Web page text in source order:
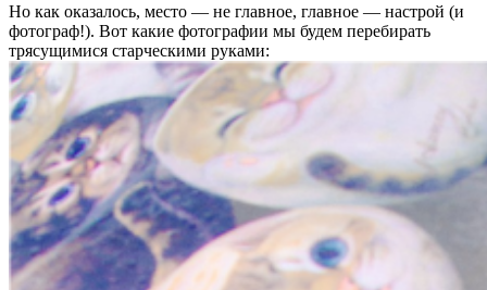
Но как оказалось, место — не главное, главное — настрой (и
фотограф!). Вот какие фотографии мы будем перебирать
трясущимися старческими руками: